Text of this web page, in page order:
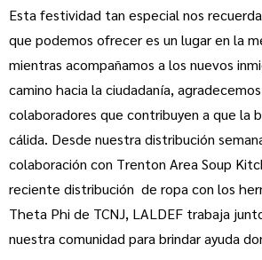
Esta festividad tan especial nos
que podemos ofrecer es un lugar en la
mientras acompañamos a los nuevos
camino hacia la ciudadanía,
colaboradores que contribuyen a que la
cálida. Desde nuestra distribución
colaboración con Trenton Area Soup
reciente distribución de ropa con los
Theta Phi de TCNJ, LALDEF trabaja
nuestra comunidad para brindar ayuda